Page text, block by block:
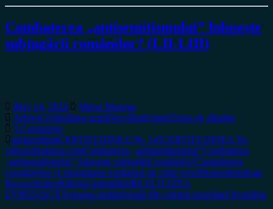
Combaterea „antisemitismului” foloseşte
subjugării românilor? (LII-LIII)
May 14, 2024
Miron Manega
ArhivaCertitudinea printDezvăluiriOpiniiTema de gândire
3 Comments
antisemitismCERTITUDINEA Nr. 145CERTITUDINEA Nr.
146certitudinea.comCombaterea „antisemitismului”Combaterea
„antisemitismului” foloseşte subjugării românilor?Cumpărarea
conștiințelor și intimidarea românilor de către evreifilosemitismIoan
RoșcaortodoxRăbojul intimidăriiREALITATEA
EVREIASCĂTeroarea instituțională din colonia israeliană România